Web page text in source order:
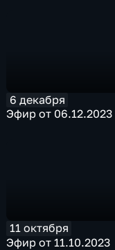
6 декабря
Эфир от 06.12.2023
11 октября
Эфир от 11.10.2023